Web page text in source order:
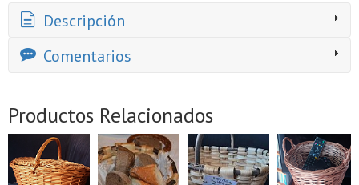
Descripción
Comentarios
Productos Relacionados